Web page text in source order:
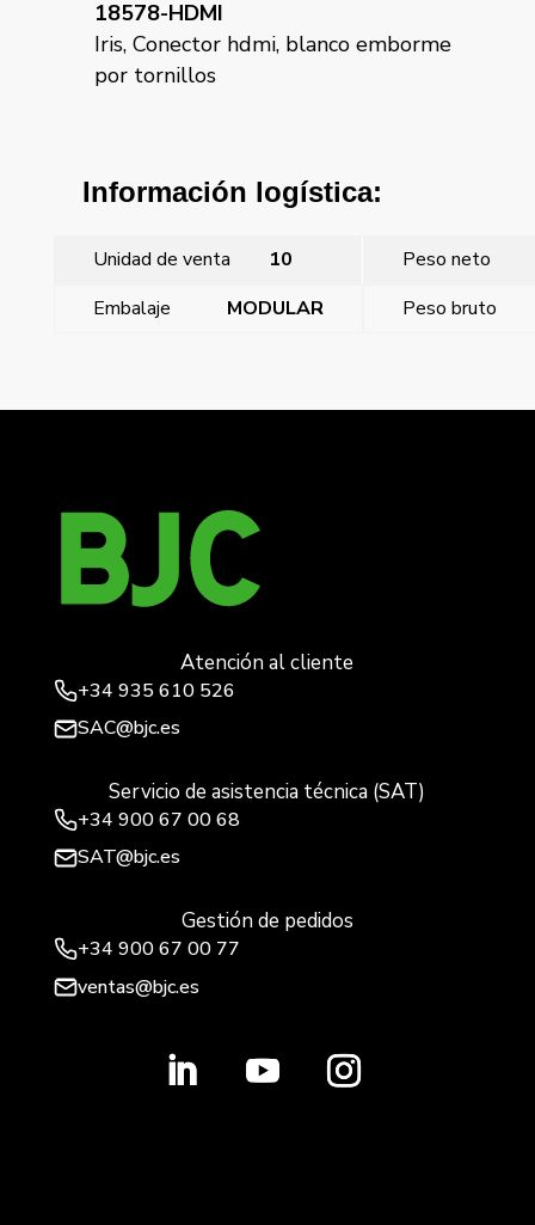
18578-HDMI
Iris, Conector hdmi, blanco emborme
por tornillos
Información logística:
Unidad de venta 10
Peso neto
Embalaje
MODULAR Peso bruto
Atención al cliente
+34 935 610 526
SAC@bjc.es
Servicio de asistencia técnica (SAT)
+34 900 67 00 68
SAT@bjc.es
Gestión de pedidos
+34 900 67 00 77
ventas@bjc.es